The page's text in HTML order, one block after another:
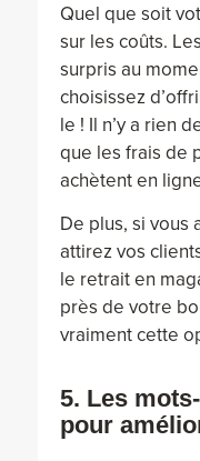
Quel que soit
sur les coûts.
surpris au
choisissez
le ! Il n’y a rien
que les frais de
achètent en
De plus, si vous
attirez vos
le retrait en
près de votre
vraiment cette
5. Les
pour